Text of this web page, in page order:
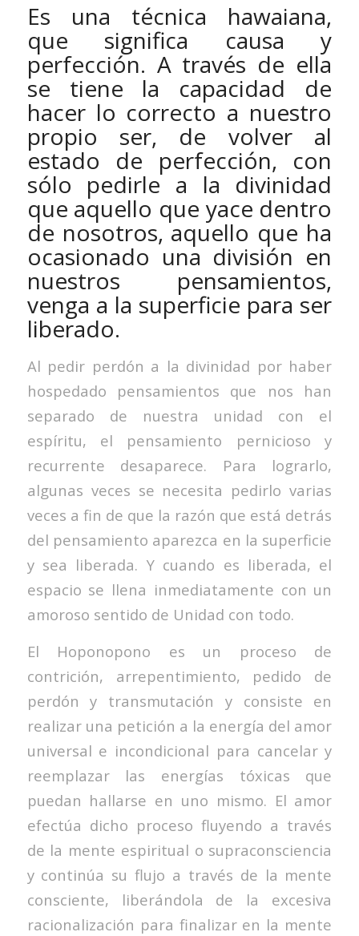
Es una técnica hawaiana,
que significa causa y
perfección. A través de ella
se tiene la capacidad de
hacer lo correcto a nuestro
propio ser, de volver al
estado de perfección, con
sólo pedirle a la divinidad
que aquello que yace dentro
de nosotros, aquello que ha
ocasionado una división en
nuestros pensamientos,
venga a la superficie para ser
liberado.
Al pedir perdón a la divinidad por haber
hospedado pensamientos que nos han
separado de nuestra unidad con el
espíritu, el pensamiento pernicioso y
recurrente desaparece. Para lograrlo,
algunas veces se necesita pedirlo varias
veces a fin de que la razón que está detrás
del pensamiento aparezca en la superficie
y sea liberada. Y cuando es liberada, el
espacio se llena inmediatamente con un
amoroso sentido de Unidad con todo.
El Hoponopono es un proceso de
contrición, arrepentimiento, pedido de
perdón y transmutación y consiste en
realizar una petición a la energía del amor
universal e incondicional para cancelar y
reemplazar las energías tóxicas que
puedan hallarse en uno mismo. El amor
efectúa dicho proceso fluyendo a través
de la mente espiritual o supraconsciencia
y continúa su flujo a través de la mente
consciente, liberándola de la excesiva
racionalización para finalizar en la mente